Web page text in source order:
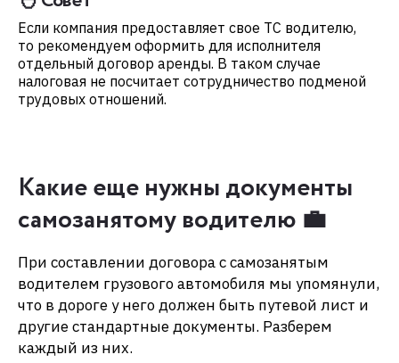
Если компания предоставляет свое ТС водителю,
то рекомендуем оформить для исполнителя
отдельный договор аренды. В таком случае
налоговая не посчитает сотрудничество подменой
трудовых отношений.
Какие еще нужны документы
самозанятому водителю 💼
При составлении договора с самозанятым
водителем грузового автомобиля мы упомянули,
что в дороге у него должен быть путевой лист и
другие стандартные документы. Разберем
каждый из них.